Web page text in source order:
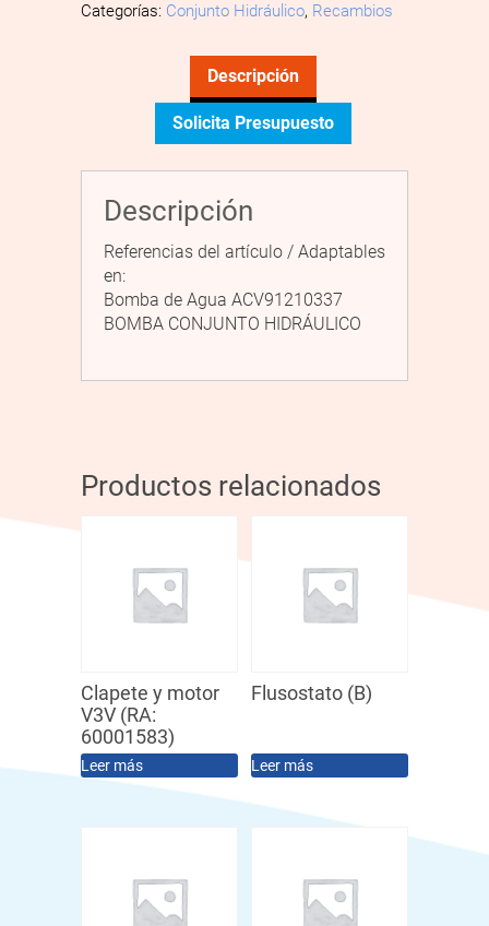
Categorías: Conjunto Hidráulico, Recambios
Descripción
Solicita Presupuesto
Descripción
Referencias del artículo / Adaptables
en:
Bomba de Agua ACV91210337
BOMBA CONJUNTO HIDRÁULICO
Productos relacionados
Clapete y motor
V3V (RA:
60001583)
Leer más
Flusostato (B)
Leer más